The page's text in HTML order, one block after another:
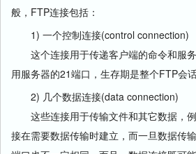
般，FTP连接包括：
1) 一个控制连接(control connection)
这个连接用于传递客户端的命令和服
用服务器的21端口，生存期是整个FTP会话
2) 几个数据连接(data connection)
这些连接用于传输文件和其它数据，
接在需要数据传输时建立，而一旦数据传